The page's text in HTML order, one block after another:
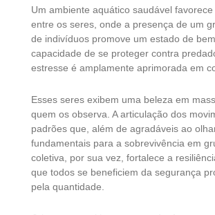
Um ambiente aquático saudável
entre os seres, onde a presença de um
de indivíduos promove um estado de
capacidade de se proteger contra
estresse é amplamente aprimorada em
Esses seres exibem uma beleza em
quem os observa. A articulação dos
padrões que, além de agradáveis ao
fundamentais para a sobrevivência em
coletiva, por sua vez, fortalece a
que todos se beneficiem da segurança
pela quantidade.